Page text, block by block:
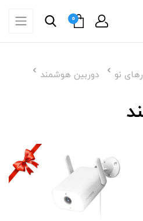
0
نو دوربین هوشمند